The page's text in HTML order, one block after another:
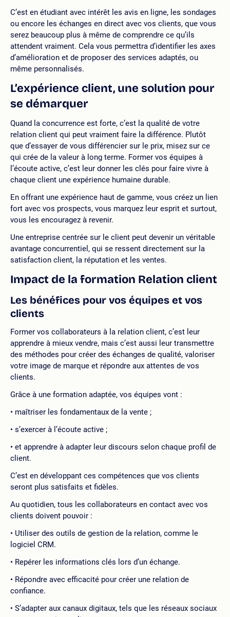
C’est en étudiant avec intérêt les avis en ligne, les sondages
ou encore les échanges en direct avec vos clients, que vous
serez beaucoup plus à même de comprendre ce qu’ils
attendent vraiment. Cela vous permettra d’identifier les axes
d’amélioration et de proposer des services adaptés, ou
même personnalisés.
L’expérience client, une solution pour
se démarquer
Quand la concurrence est forte, c’est la qualité de votre
relation client qui peut vraiment faire la différence. Plutôt
que d’essayer de vous différencier sur le prix, misez sur ce
qui crée de la valeur à long terme. Former vos équipes à
l’écoute active, c’est leur donner les clés pour faire vivre à
chaque client une expérience humaine durable.
En offrant une expérience haut de gamme, vous créez un lien
fort avec vos prospects, vous marquez leur esprit et surtout,
vous les encouragez à revenir.
Une entreprise centrée sur le client peut devenir un véritable
avantage concurrentiel, qui se ressent directement sur la
satisfaction client, la réputation et les ventes.
Impact de la formation Relation client
Les bénéfices pour vos équipes et vos
clients
Former vos collaborateurs à la relation client, c’est leur
apprendre à mieux vendre, mais c’est aussi leur transmettre
des méthodes pour créer des échanges de qualité, valoriser
votre image de marque et répondre aux attentes de vos
clients.
Grâce à une formation adaptée, vos équipes vont :
maîtriser les fondamentaux de la vente ;
s’exercer à l’écoute active ;
et apprendre à adapter leur discours selon chaque profil de
client.
C’est en développant ces compétences que vos clients
seront plus satisfaits et fidèles.
Au quotidien, tous les collaborateurs en contact avec vos
clients doivent pouvoir :
Utiliser des outils de gestion de la relation, comme le
logiciel CRM.
Repérer les informations clés lors d’un échange.
Répondre avec efficacité pour créer une relation de
confiance.
S’adapter aux canaux digitaux, tels que les réseaux sociaux